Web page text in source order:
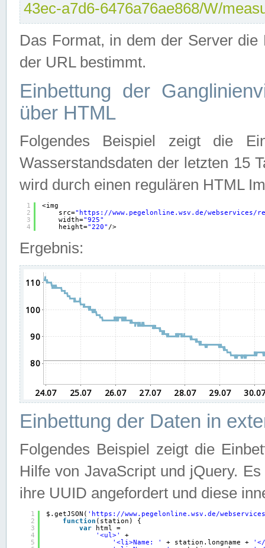
43ec-a7d6-6476a76ae868/W/
Das Format, in dem der Server
der URL bestimmt.
Einbettung der
über HTML
Folgendes Beispiel zeigt die
Wasserstandsdaten der letzten 15
wird durch einen regulären HTML
1
2
3
4
<img
src=" https://www.pegelonline.wsv.de/webservices/
width="925"
height="220" />
Ergebnis:
Einbettung der Daten in
Folgendes Beispiel zeigt die
Hilfe von JavaScript und jQuery.
ihre UUID angefordert und diese
1
2
3
4
5
$.getJSON( ' https://www.pegelonline.wsv.de/
function (station) {
var
html =
'<ul>'
+
'<li>Name: '
+ station.longname +